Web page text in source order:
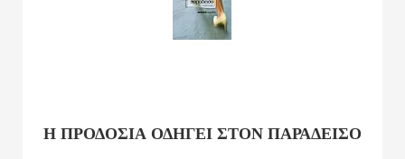
Η ΠΡΟΔΟΣΙΑ ΟΔΗΓΕΙ ΣΤΟΝ ΠΑΡΑΔΕΙΣΟ